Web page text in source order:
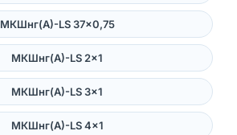
МКШнг(А)-LS 37×0,75
МКШнг(А)-LS 2×1
МКШнг(А)-LS 3×1
МКШнг(А)-LS 4×1